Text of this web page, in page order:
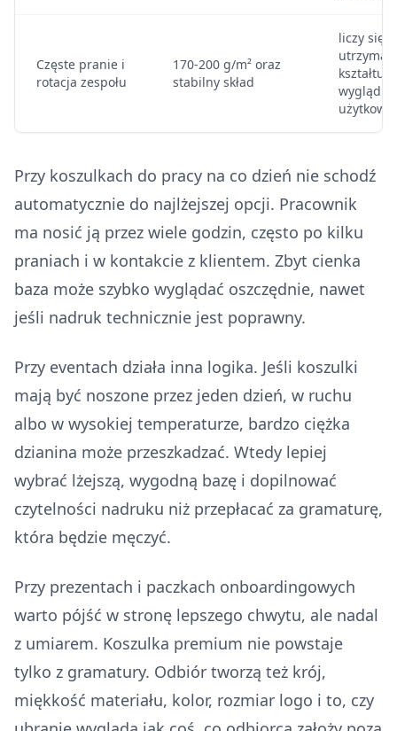
Częste pranie i
rotacja zespołu
170-200 g/m² oraz
stabilny skład
liczy się
kształtu i
wyglądu
Przy koszulkach do pracy na co dzień nie schodź
automatycznie do najlżejszej opcji. Pracownik
ma nosić ją przez wiele godzin, często po kilku
praniach i w kontakcie z klientem. Zbyt cienka
baza może szybko wyglądać oszczędnie, nawet
jeśli nadruk technicznie jest poprawny.
Przy eventach działa inna logika. Jeśli koszulki
mają być noszone przez jeden dzień, w ruchu
albo w wysokiej temperaturze, bardzo ciężka
dzianina może przeszkadzać. Wtedy lepiej
wybrać lżejszą, wygodną bazę i dopilnować
czytelności nadruku niż przepłacać za gramaturę,
która będzie męczyć.
Przy prezentach i paczkach onboardingowych
warto pójść w stronę lepszego chwytu, ale nadal
z umiarem. Koszulka premium nie powstaje
tylko z gramatury. Odbiór tworzą też krój,
miękkość materiału, kolor, rozmiar logo i to, czy